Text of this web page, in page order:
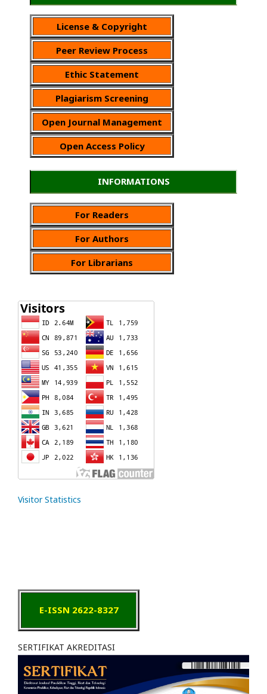
License & Copyright
Peer Review Process
Ethic Statement
Plagiarism Screening
Open Journal Management
Open Access Policy
INFORMATIONS
For Readers
For Authors
For Librarians
Visitor Statistics
E-ISSN 2622-8327
SERTIFIKAT AKREDITASI